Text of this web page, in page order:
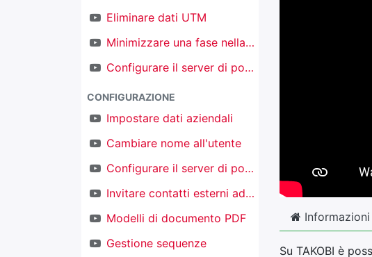
Eliminare dati UTM
Minimizzare una fase nella kanban nel CRM
Configurare il server di posta in ingresso per creare nuovi oggetti
CONFIGURAZIONE
Impostare dati aziendali
Cambiare nome all'utente
Configurare il server di posta in uscita
Invitare contatti esterni ad accedere al proprio TAKOBI
Modelli di documento PDF
Gestione sequenze
Informazioni
Su TAKOBI è